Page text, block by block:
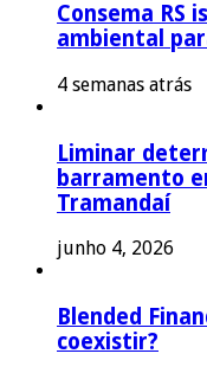
Consema RS
ambiental
4 semanas atrás
Liminar
barramento
Tramandaí
junho 4, 2026
Blended
coexistir?